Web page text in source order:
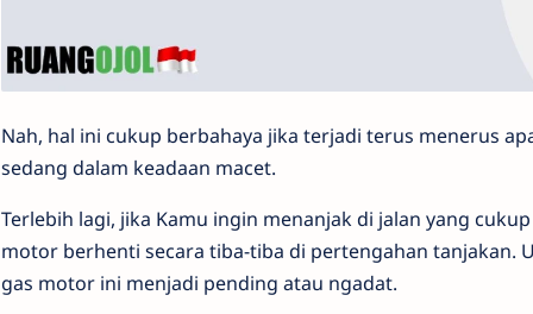
Nah, hal ini cukup berbahaya jika terjadi terus menerus
sedang dalam keadaan macet.
Terlebih lagi, jika Kamu ingin menanjak di jalan yang
motor berhenti secara tiba-tiba di pertengahan tanjakan.
gas motor ini menjadi pending atau ngadat.